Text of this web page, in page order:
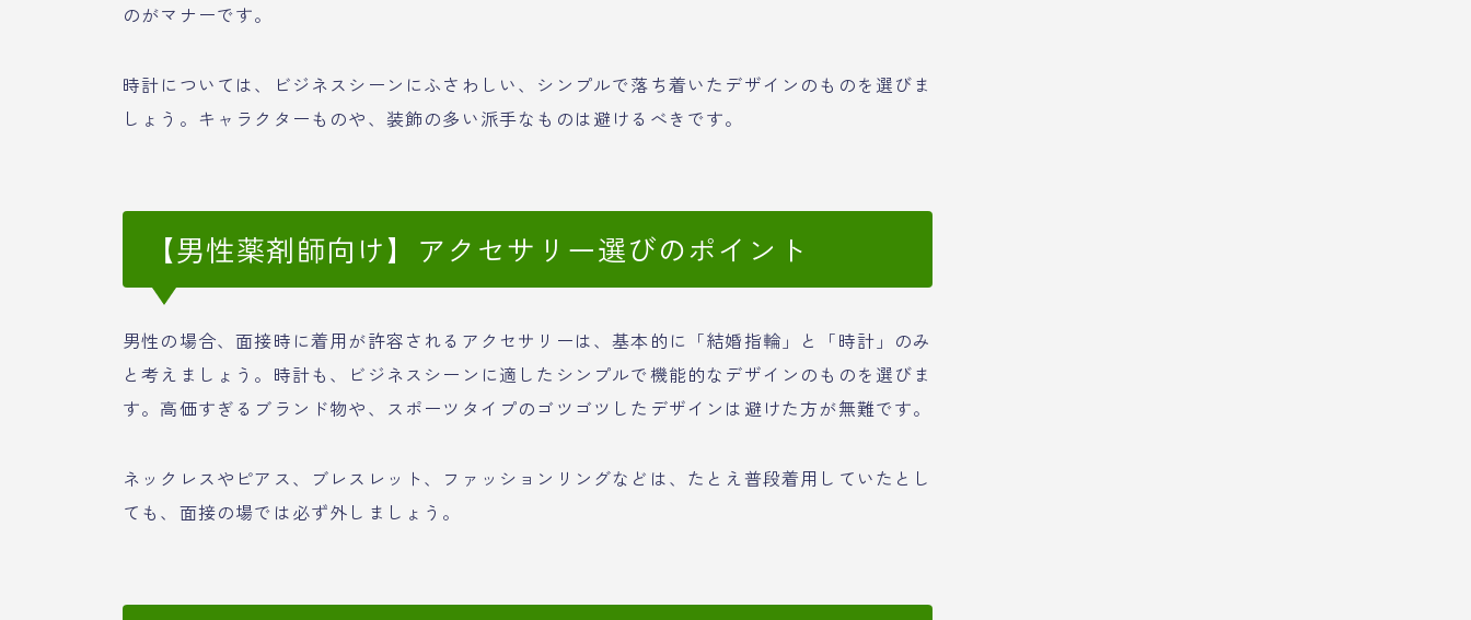
のがマナーです。
時計については、ビジネスシーンにふさわしい、シンプルで落ち着いたデザインのものを選びま
しょう。キャラクターものや、装飾の多い派手なものは避けるべきです。
【男性薬剤師向け】アクセサリー選びのポイント
男性の場合、面接時に着用が許容されるアクセサリーは、基本的に「結婚指輪」と「時計」のみ
と考えましょう。時計も、ビジネスシーンに適したシンプルで機能的なデザインのものを選びま
す。高価すぎるブランド物や、スポーツタイプのゴツゴツしたデザインは避けた方が無難です。
ネックレスやピアス、ブレスレット、ファッションリングなどは、たとえ普段着用していたとし
ても、面接の場では必ず外しましょう。